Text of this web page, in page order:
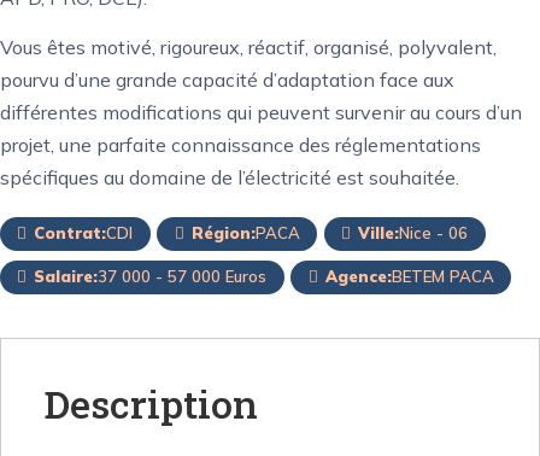
Vous êtes motivé, rigoureux, réactif, organisé, polyvalent,
pourvu d’une grande capacité d’adaptation face aux
différentes modifications qui peuvent survenir au cours d’un
projet, une parfaite connaissance des réglementations
spécifiques au domaine de l’électricité est souhaitée.
Contrat:CDI Région:PACA Ville:Nice - 06
Salaire:37 000 - 57 000 Euros Agence:BETEM PACA
Description